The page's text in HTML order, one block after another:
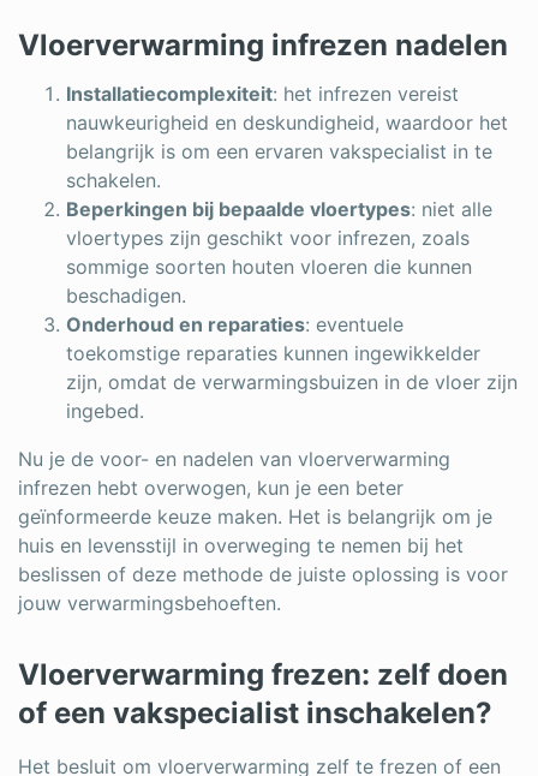
Vloerverwarming infrezen nadelen
Installatiecomplexiteit: het infrezen vereist
nauwkeurigheid en deskundigheid, waardoor het
belangrijk is om een ervaren vakspecialist in te
schakelen.
Beperkingen bij bepaalde vloertypes: niet alle
vloertypes zijn geschikt voor infrezen, zoals
sommige soorten houten vloeren die kunnen
beschadigen.
Onderhoud en reparaties: eventuele
toekomstige reparaties kunnen ingewikkelder
zijn, omdat de verwarmingsbuizen in de vloer zijn
ingebed.
Nu je de voor- en nadelen van vloerverwarming
infrezen hebt overwogen, kun je een beter
geïnformeerde keuze maken. Het is belangrijk om je
huis en levensstijl in overweging te nemen bij het
beslissen of deze methode de juiste oplossing is voor
jouw verwarmingsbehoeften.
Vloerverwarming frezen: zelf doen
of een vakspecialist inschakelen?
Het besluit om vloerverwarming zelf te frezen of een